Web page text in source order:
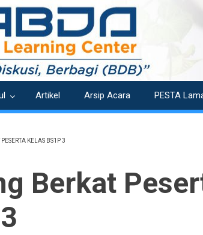
Artikel Arsip Acara PESTA
KELAS BS1P 3
Berkat